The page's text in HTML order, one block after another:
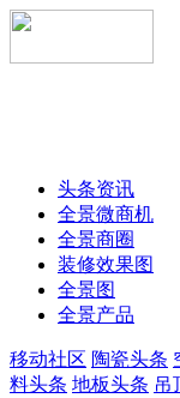
头条资讯
全景微商机
全景商圈
装修效果图
全景图
全景产品
移动社区 陶瓷头条
料头条 地板头条 吊